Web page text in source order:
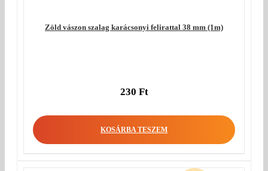
Zöld vászon szalag karácsonyi felirattal 38 mm (1m)
230 Ft
KOSÁRBA TESZEM